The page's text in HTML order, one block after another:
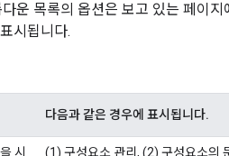
운 목록의 옵션은 보고 있는 페이지
시됩니다.
다음과 같은 경우에 표시됩니다.
시
(1) 구성요소 관리, (2) 구성요소의